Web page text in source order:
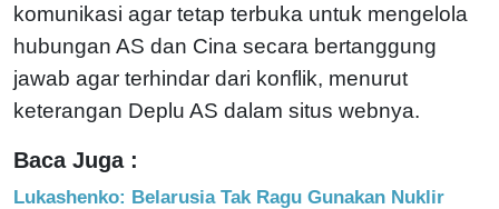
komunikasi agar tetap terbuka untuk mengelola
hubungan AS dan Cina secara bertanggung
jawab agar terhindar dari konflik, menurut
keterangan Deplu AS dalam situs webnya.
Baca Juga :
Lukashenko: Belarusia Tak Ragu Gunakan Nuklir